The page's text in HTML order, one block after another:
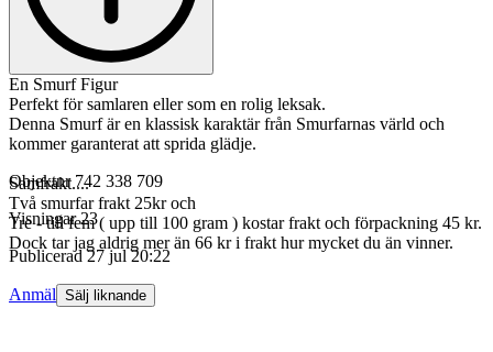
En Smurf Figur
Perfekt för samlaren eller som en rolig leksak.
Denna Smurf är en klassisk karaktär från Smurfarnas värld och
kommer garanterat att sprida glädje.
Samfrakt....
Två smurfar frakt 25kr och
Tre - till fem ( upp till 100 gram ) kostar frakt och förpackning 45 kr.
Dock tar jag aldrig mer än 66 kr i frakt hur mycket du än vinner.
Objektnr 742 338 709
Visningar 23
Publicerad 27 jul 20:22
Anmäl Sälj liknande